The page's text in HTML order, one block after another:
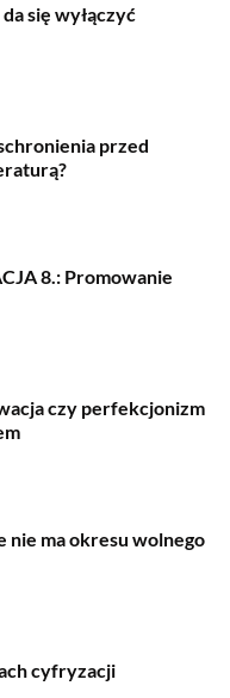
się wyłączyć
przed
8.: Promowanie
czy perfekcjonizm
nie ma okresu wolnego
cyfryzacji